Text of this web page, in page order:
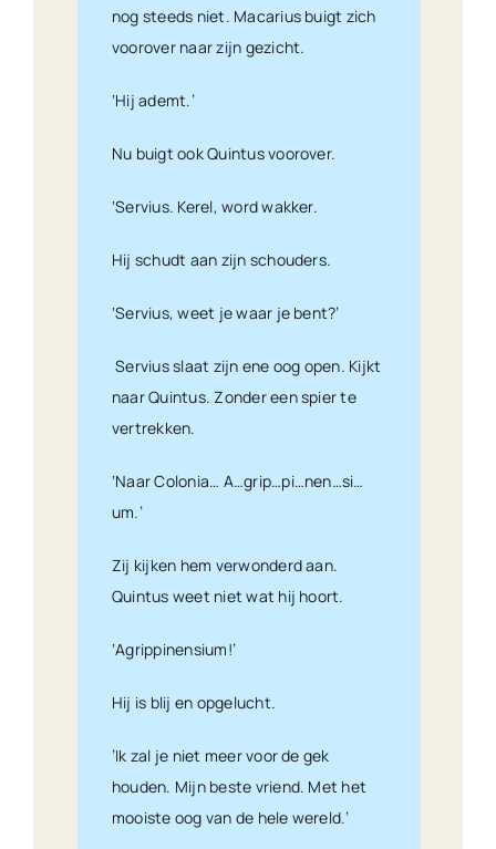
nog steeds niet. Macarius buigt zich
voorover naar zijn gezicht.
‘Hij ademt.’
Nu buigt ook Quintus voorover.
‘Servius. Kerel, word wakker.
Hij schudt aan zijn schouders.
‘Servius, weet je waar je bent?’
Servius slaat zijn ene oog open. Kijkt
naar Quintus. Zonder een spier te
vertrekken.
‘Naar Colonia… A…grip…pi…nen…si…
um.’
Zij kijken hem verwonderd aan.
Quintus weet niet wat hij hoort.
‘Agrippinensium!’
Hij is blij en opgelucht.
’Ik zal je niet meer voor de gek
houden. Mijn beste vriend. Met het
mooiste oog van de hele wereld.’